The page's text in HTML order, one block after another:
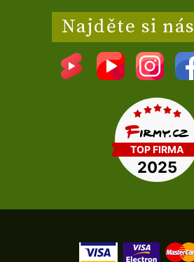
Najděte si nás